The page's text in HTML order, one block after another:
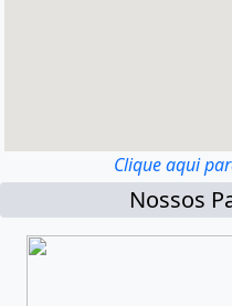
Clique aqui
Nossos